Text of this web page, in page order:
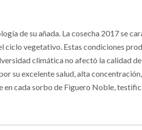
de su añada. La cosecha 2017 se
ciclo vegetativo. Estas condiciones
climática no afectó la calidad
su excelente salud, alta
cada sorbo de Figuero Noble,